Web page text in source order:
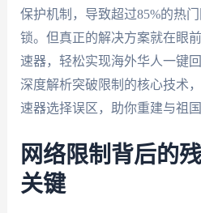
保护机制，导致超过85%的热
锁。但真正的解决方案就在眼
速器，轻松实现海外华人一键
深度解析突破限制的核心技术
速器选择误区，助你重建与祖国
网络限制背后的
关键